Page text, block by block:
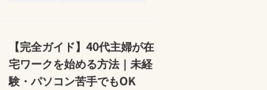
【完全ガイド】40代主婦が在
宅ワークを始める方法｜未経
験・パソコン苦手でもOK